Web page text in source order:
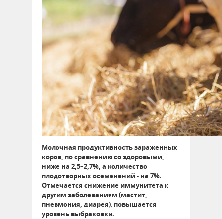
Молочная продуктивность зараженных
коров, по сравнению со здоровыми,
ниже на 2,5–2,7%, а количество
плодотворных осеменений - на 7%.
Отмечается снижение иммунитета к
другим заболеваниям (мастит,
пневмония, диарея), повышается
уровень выбраковки.